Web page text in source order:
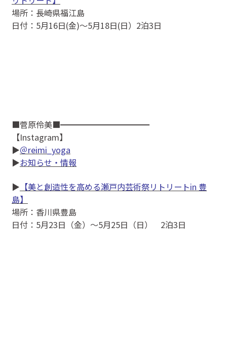
場所：長崎県福江島
日付：5月16日(金)〜5月18日(日）2泊3日
■菅原伶美■━━━━━━━━━━━
【Instagram】
▶＠reimi_yoga
▶お知らせ・情報
▶ 【美と創造性を高める瀬戸内芸術祭リトリートin 豊
島】
場所：香川県豊島
日付：5月23日（金）～5月25日（日） 2泊3日